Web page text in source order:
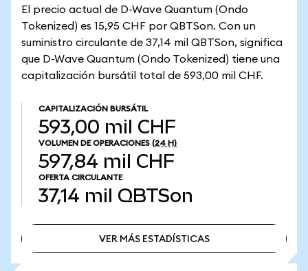
El precio actual de D-Wave Quantum (Ondo
Tokenized) es 15,95 CHF por QBTSon. Con un
suministro circulante de 37,14 mil QBTSon, significa
que D-Wave Quantum (Ondo Tokenized) tiene una
capitalización bursátil total de 593,00 mil CHF.
CAPITALIZACIÓN BURSÁTIL
593,00 mil CHF
VOLUMEN DE OPERACIONES (24 H)
597,84 mil CHF
OFERTA CIRCULANTE
37,14 mil QBTSon
VER MÁS ESTADÍSTICAS